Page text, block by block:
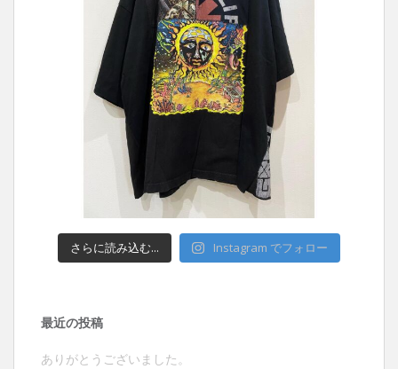
さらに読み込む... Instagram でフォロー
最近の投稿
ありがとうございました。